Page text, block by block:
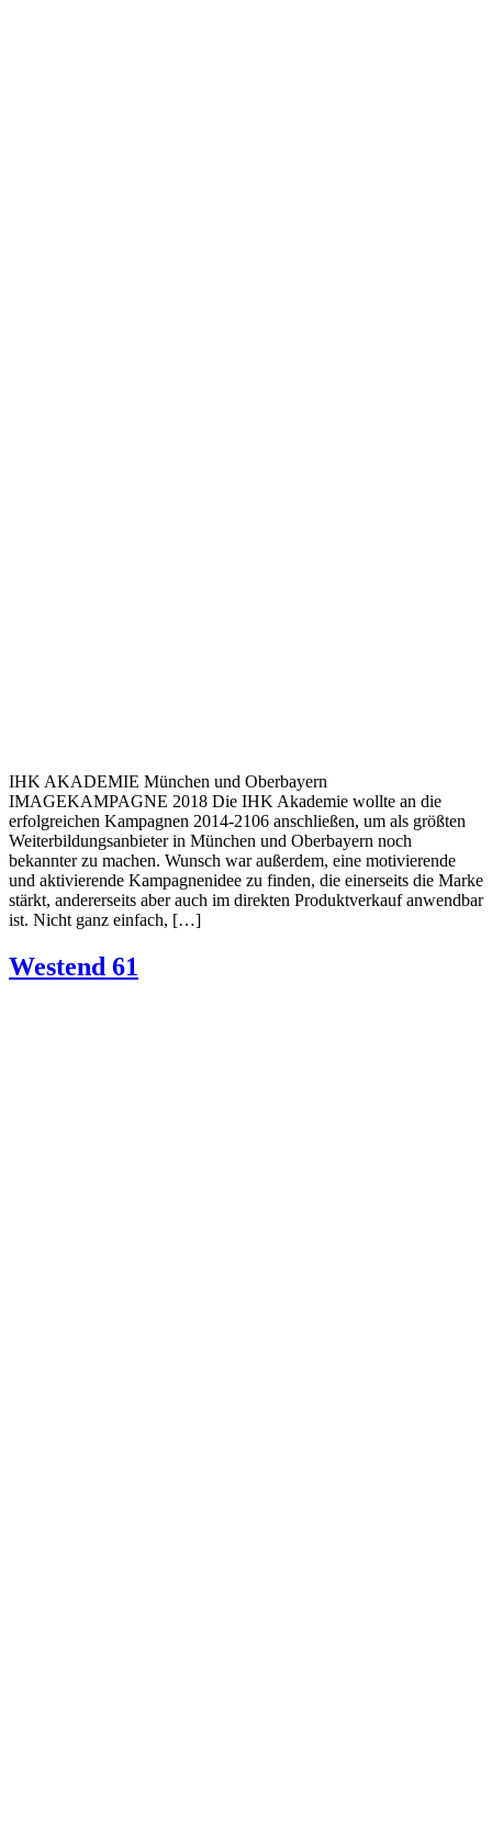
IHK AKADEMIE München und Oberbayern
IMAGEKAMPAGNE 2018 Die IHK Akademie wollte an die
erfolgreichen Kampagnen 2014-2106 anschließen, um als größten
Weiterbildungsanbieter in München und Oberbayern noch
bekannter zu machen. Wunsch war außerdem, eine motivierende
und aktivierende Kampagnenidee zu finden, die einerseits die Marke
stärkt, andererseits aber auch im direkten Produktverkauf anwendbar
ist. Nicht ganz einfach, […]
Westend 61